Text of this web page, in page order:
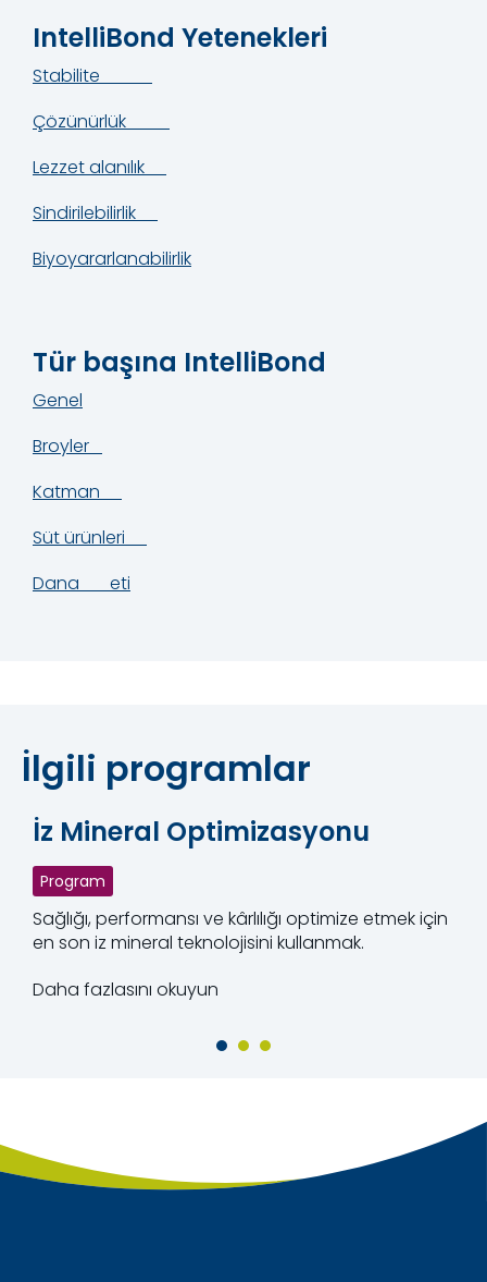
IntelliBond Yetenekleri
Stabilite
Çözünürlük
Lezzet alanılık
Sindirilebilirlik
Biyoyararlanabilirlik
Tür başına IntelliBond
Genel
Broyler
Katman
Süt ürünleri
Dana eti
İlgili programlar
İz Mineral Optimizasyonu
Program
Sağlığı, performansı ve kârlılığı optimize etmek için
en son iz mineral teknolojisini kullanmak.
Daha fazlasını okuyun